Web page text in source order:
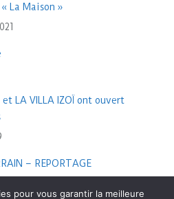
La Maison »
et LA VILLA IZOÏ ont ouvert
– REPORTAGE
pour vous garantir la meilleure